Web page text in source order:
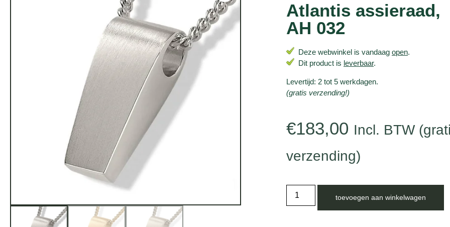
Atlantis assieraad,
AH 032
Deze webwinkel is vandaag open.
Dit product is leverbaar.
Levertijd: 2 tot 5 werkdagen.
(gratis verzending!)
€183,00 Incl. BTW
verzending)
toevoegen aan winkelwagen